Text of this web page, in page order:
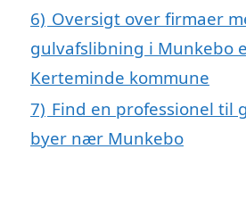
6) Oversigt over firmaer
gulvafslibning i Munkebo
Kerteminde kommune
7) Find en professionel til
byer nær Munkebo